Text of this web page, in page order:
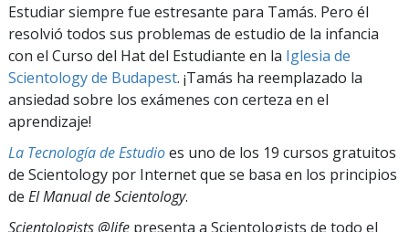
Estudiar siempre fue estresante para Tamás. Pero él
resolvió todos sus problemas de estudio de la infancia
con el Curso del Hat del Estudiante en la Iglesia de
Scientology de Budapest. ¡Tamás ha reemplazado la
ansiedad sobre los exámenes con certeza en el
aprendizaje!
La Tecnología de Estudioes uno de los 19 cursos gratuitos
de Scientology por Internet que se basa en los principios
de El Manual de Scientology.
Scientologists @life presenta a Scientologists de todo el